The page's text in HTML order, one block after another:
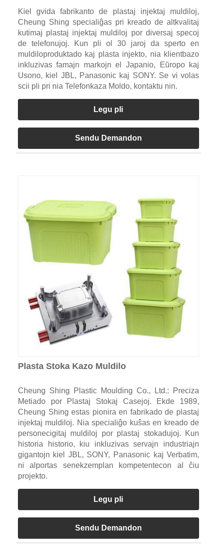
Kiel gvida fabrikanto de plastaj injektaj muldiloj,
Cheung Shing specialiĝas pri kreado de altkvalitaj
kutimaj plastaj injektaj muldiloj por diversaj specoj
de telefonujoj. Kun pli ol 30 jaroj da sperto en
muldiloproduktado kaj plasta injekto, nia klientbazo
inkluzivas famajn markojn el Japanio, Eŭropo kaj
Usono, kiel JBL, Panasonic kaj SONY. Se vi volas
scii pli pri nia Telefonkaza Moldo, kontaktu nin.
Legu pli
Sendu Demandon
Plasta Stoka Kazo Muldilo
Cheung Shing Plastic Moulding Co., Ltd.: Preciza
Metiado por Plastaj Stokaj Casejoj. Ekde 1989,
Cheung Shing estas pionira en fabrikado de plastaj
injektaj muldiloj. Nia specialiĝo kuŝas en kreado de
personecigitaj muldiloj por plastaj stokadujoj. Kun
historia historio, kiu inkluzivas servajn industriajn
gigantojn kiel JBL, SONY, Panasonic kaj Verbatim,
ni alportas senekzemplan kompetentecon al ĉiu
projekto.
Legu pli
Sendu Demandon